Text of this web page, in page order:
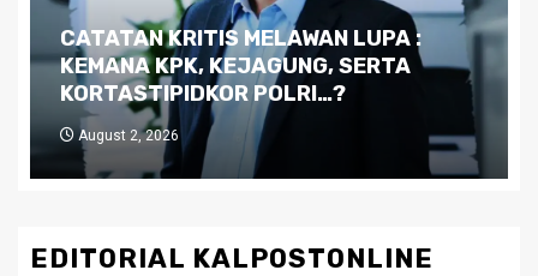
Dilema Kaltim di Tengah Krisis:
Kutukan Sumber Daya Alam dan
Pemimpin yang Tak Kreatif
July 29, 2026
EDITORIAL KALPOSTONLINE